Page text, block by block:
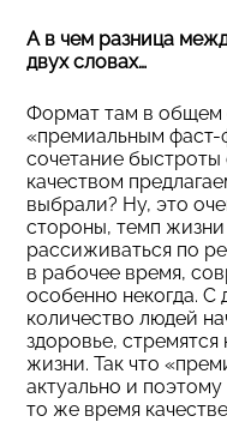
А в чем разница
двух словах…
Формат там в общем
«премиальным фаст-
сочетание
качеством
выбрали? Ну, это
стороны, темп жизни
рассиживаться по
в рабочее время,
особенно некогда. С
количество людей
здоровье,
жизни. Так что
актуально и
то же время